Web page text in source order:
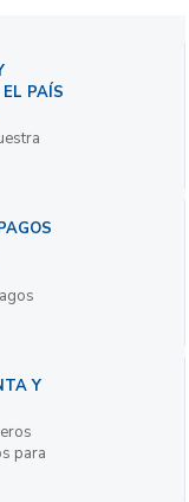
PAÍS
Y
para